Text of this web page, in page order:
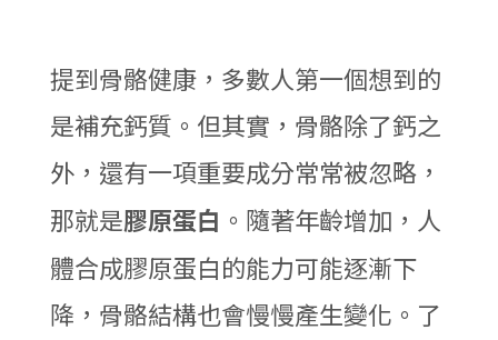
提到骨骼健康，多數人第一個想到的
是補充鈣質。但其實，骨骼除了鈣之
外，還有一項重要成分常常被忽略，
那就是膠原蛋白 。隨著年齡增加，人
體合成膠原蛋白的能力可能逐漸下
降，骨骼結構也會慢慢產生變化。了